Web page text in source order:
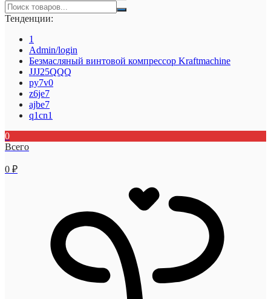
Тенденции:
1
Admin/login
Безмасляный винтовой компрессор Kraftmaсhine
JJJ25QQQ
py7v0
z6je7
ajbe7
q1cn1
0
Всего
0 ₽